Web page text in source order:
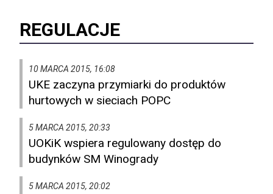
REGULACJE
10 MARCA 2015, 16:08
UKE zaczyna przymiarki do produktów
hurtowych w sieciach POPC
5 MARCA 2015, 20:33
UOKiK wspiera regulowany dostęp do
budynków SM Winogrady
5 MARCA 2015, 20:02